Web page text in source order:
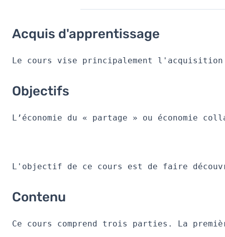
Objectifs
Contenu
Acquis d'apprentissage
Le cours vise principalement l'acquisition
Objectifs
L’économie du « partage » ou économie
L'objectif de ce cours est de faire
Contenu
Ce cours comprend trois parties. La